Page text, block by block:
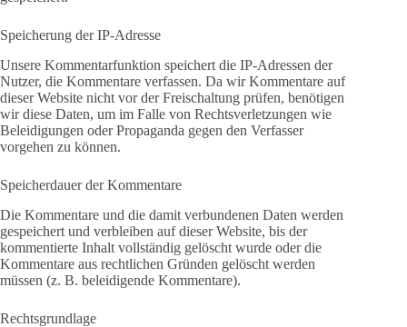
Speicherung der IP-Adresse
Unsere Kommentarfunktion speichert die IP-Adressen der
Nutzer, die Kommentare verfassen. Da wir Kommentare auf
dieser Website nicht vor der Freischaltung prüfen, benötigen
wir diese Daten, um im Falle von Rechtsverletzungen wie
Beleidigungen oder Propaganda gegen den Verfasser
vorgehen zu können.
Speicherdauer der Kommentare
Die Kommentare und die damit verbundenen Daten werden
gespeichert und verbleiben auf dieser Website, bis der
kommentierte Inhalt vollständig gelöscht wurde oder die
Kommentare aus rechtlichen Gründen gelöscht werden
müssen (z. B. beleidigende Kommentare).
Rechtsgrundlage